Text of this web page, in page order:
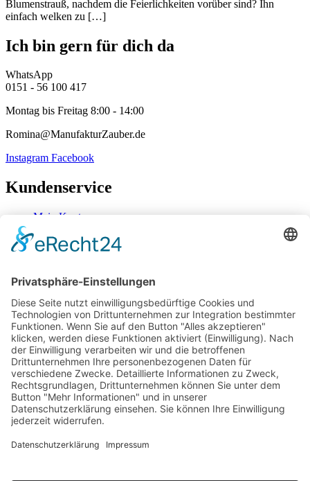
Blumenstrauß, nachdem die Feierlichkeiten vorüber sind? Ihn
einfach welken zu […]
Ich bin gern für dich da
WhatsApp
0151 - 56 100 417
Montag bis Freitag 8:00 - 14:00
Romina@ManufakturZauber.de
Instagram Facebook
Kundenservice
Mein Konto
Zahlung & Versand
Widerrufsbelehrung
Mein Konto
Kontakt
Zahlung & Versand
Widerrufsbelehrung
Vertrag Widerrufen
Informationen
Über Mich
Impressum
AGB
Datenschutzerklärung